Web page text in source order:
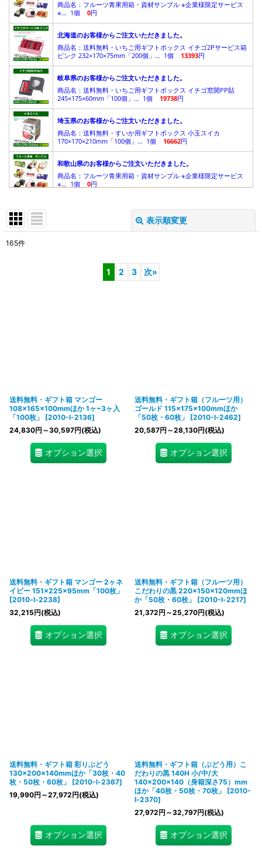
表示順変更
165件
1 2 3 次»
送料無料・ギフト箱 マンゴー
108×165×100mmほか 1ヶ~3ヶ入
「100枚」
[2010-l-2136]
24,830円 ～30,597円(税込)
オプション選択
送料無料・ギフト箱（フルーツ用）
ゴールド 115×175×100mmほか
「50枚・60枚」
[2010-l-2462]
20,587円 ～28,130円(税込)
オプション選択
送料無料・ギフト箱 マンゴー 2ヶネ
イビー 151×225×95mm「100枚」
[2010-l-2238]
32,215円(税込)
オプション選択
送料無料・ギフト箱（フルーツ用）
こだわりの黒 220×150×120mmほ
か「50枚・60枚」
[2010-l-2217]
21,372円 ～25,270円(税込)
オプション選択
送料無料・ギフト箱 彩りぶどう
130×200×140mmほか「30枚・40
枚・50枚・60枚」
[2010-l-2367]
19,990円 ～27,972円(税込)
オプション選択
送料無料・ギフト箱（ぶどう用）こ
だわりの黒 140H 小/中/大
140×200×140（身箱深さ75）mm
ほか「40枚・50枚・70枚」
[2010-
l-2370]
27,972円 ～32,797円(税込)
オプション選択